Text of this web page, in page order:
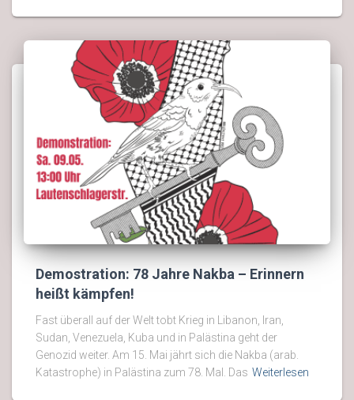
Demostration: 78 Jahre Nakba – Erinnern
heißt kämpfen!
Fast überall auf der Welt tobt Krieg in Libanon, Iran,
Sudan, Venezuela, Kuba und in Palästina geht der
Genozid weiter. Am 15. Mai jährt sich die Nakba (arab.
Katastrophe) in Palästina zum 78. Mal. Das Weiterlesen